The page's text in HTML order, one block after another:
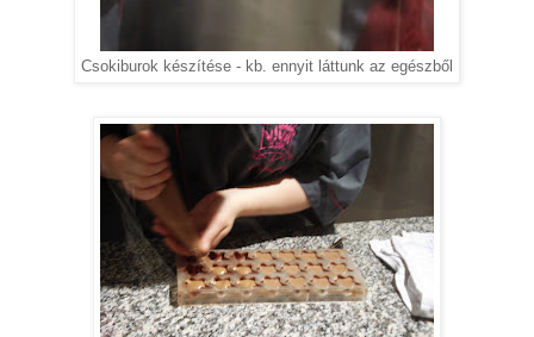
Csokiburok készítése - kb. ennyit láttunk az egészből